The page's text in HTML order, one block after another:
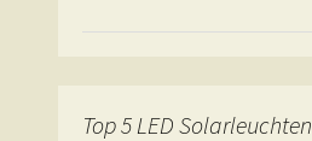
Top 5 LED Solarleuchten